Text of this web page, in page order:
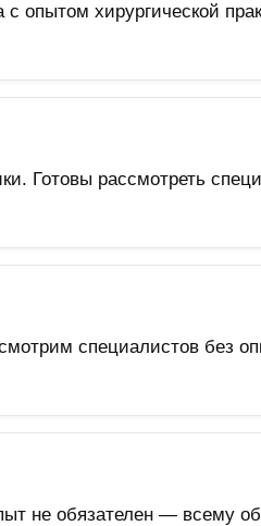
опытом хирургической
Готовы рассмотреть
специалистов без
не обязателен — всему